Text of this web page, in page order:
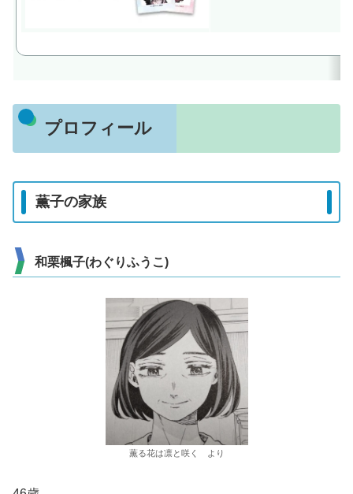
プロフィール
薫子の家族
和栗楓子(わぐりふうこ)
薫る花は凛と咲く より